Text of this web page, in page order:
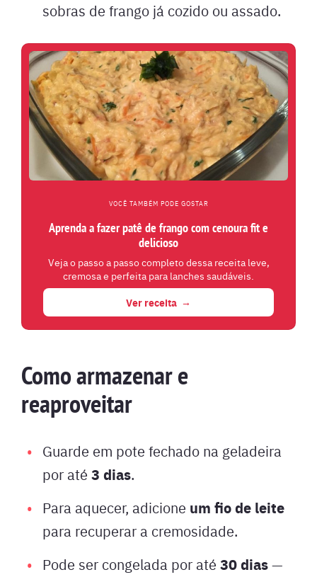
sobras de frango já cozido ou assado.
VOCÊ TAMBÉM PODE GOSTAR
Aprenda a fazer patê de frango com cenoura fit e
delicioso
Veja o passo a passo completo dessa receita leve,
cremosa e perfeita para lanches saudáveis.
Ver receita
Como armazenar e
reaproveitar
Guarde em pote fechado na geladeira
por até 3 dias.
Para aquecer, adicione um fio de leite
para recuperar a cremosidade.
Pode ser congelada por até 30 dias—